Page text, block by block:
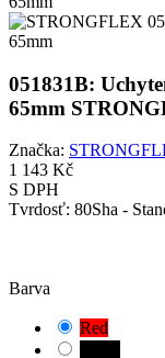
051831B:
65mm
Značka:
1 143 Kč
S DPH
Tvrdosť: 80Sha -
Barva
Red